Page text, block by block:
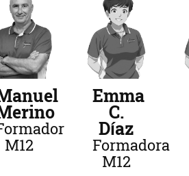
M12
Emma
C.
Díaz
Formadora
M12